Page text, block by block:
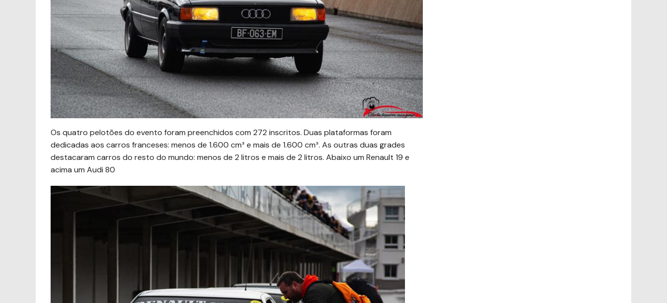
Os quatro pelotões do evento foram preenchidos com 272 inscritos. Duas plataformas foram
dedicadas aos carros franceses: menos de 1.600 cm³ e mais de 1.600 cm³. As outras duas grades
destacaram carros do resto do mundo: menos de 2 litros e mais de 2 litros. Abaixo um Renault 19 e
acima um Audi 80